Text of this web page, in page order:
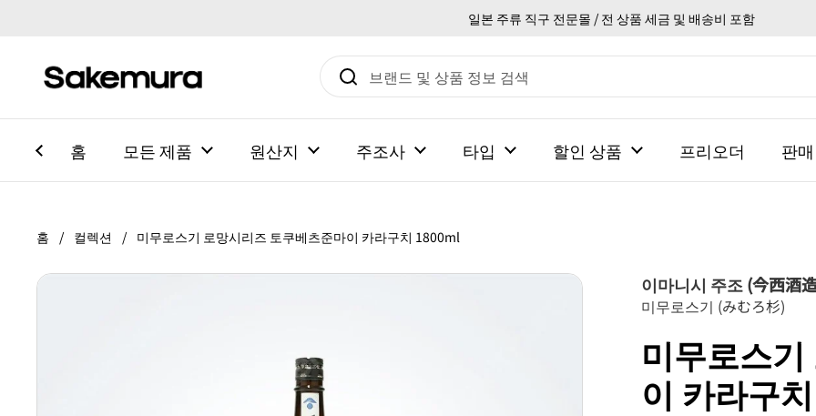
일본 주류 직구 전문몰 / 전 상품 세금 및 배송비 포함
홈 모든 제품 원산지 주조사 타입 할인 상품 프리오더 판
홈 / 컬렉션 / 미무로스기 로망시리즈 토쿠베츠준마이 카라구치 1800ml
이마니시 주조 (今西酒
미무로스기 (みむろ杉)
미무로스
이 카라구